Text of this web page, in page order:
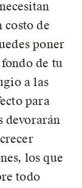
costo de
poner
de tu
a las
para
devorarán
los que
todo